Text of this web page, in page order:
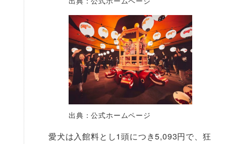
出典：公式ホームページ
愛犬は入館料とし1頭につき5,093円で、狂